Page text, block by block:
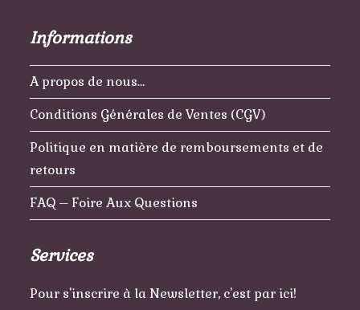
Informations
A propos de nous…
Conditions Générales de Ventes (CGV)
Politique en matière de remboursements et de
retours
FAQ – Foire Aux Questions
Services
Pour s'inscrire à la Newsletter, c'est par ici!